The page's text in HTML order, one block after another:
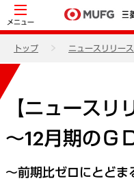
メニュー
トップ ニュースリリース
【ニュースリ
～12月期のＧ
～前期比ゼロにとどま